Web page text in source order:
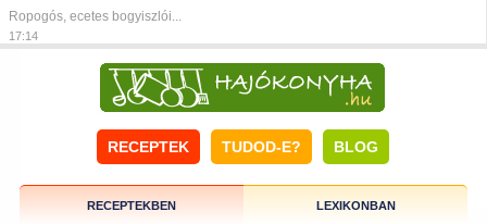
Ropogós, ecetes bogyiszlói...
17:14
RECEPTEK TUDOD-E? BLOG
RECEPTEKBEN LEXIKONBAN